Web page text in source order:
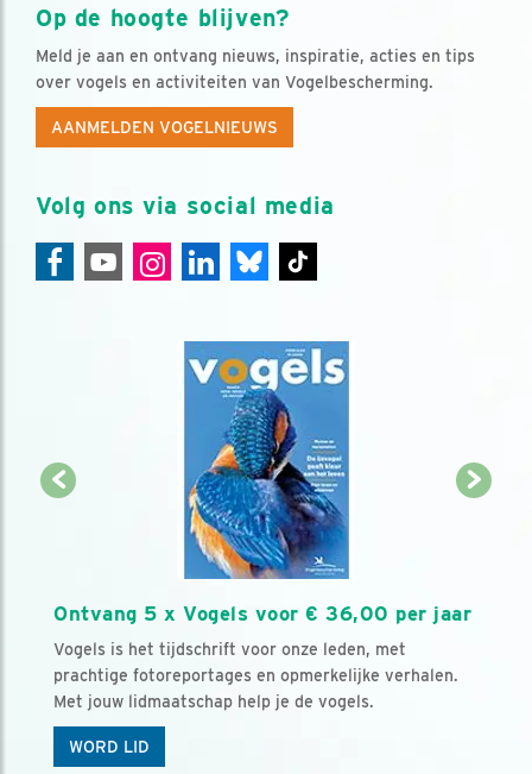
Op de hoogte blijven?
Meld je aan en ontvang nieuws, inspiratie, acties en tips
over vogels en activiteiten van Vogelbescherming.
AANMELDEN VOGELNIEUWS
Volg ons via social media
Ontvang 5 x Vogels voor € 36,00 per jaar
Vogels is het tijdschrift voor onze leden, met
prachtige fotoreportages en opmerkelijke verhalen.
Met jouw lidmaatschap help je de vogels.
WORD LID